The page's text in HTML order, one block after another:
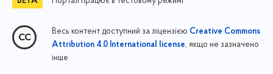
Весь контент доступний за ліцензією Creative Commons
Attribution 4.0 International license, якщо не зазначено
інше